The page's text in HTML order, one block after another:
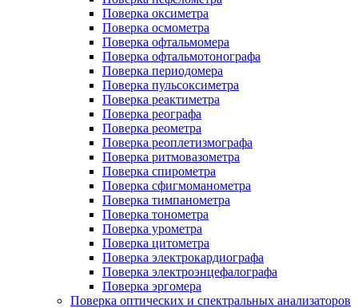
Поверка оксиметра
Поверка осмометра
Поверка офтальмомера
Поверка офтальмотонографа
Поверка периодомера
Поверка пульсоксиметра
Поверка реактиметра
Поверка реографа
Поверка реометра
Поверка реоплетизмографа
Поверка ритмовазометра
Поверка спирометра
Поверка сфигмоманометра
Поверка тимпанометра
Поверка тонометра
Поверка урометра
Поверка цитометра
Поверка электрокардиографа
Поверка электроэнцефалографа
Поверка эргомера
Поверка оптических и спектральных анализаторов